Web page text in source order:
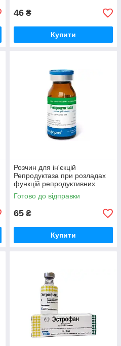
46 ₴
Купити
Розчин для ін'єкцій
Репродуктаза при розладах
функцій репродуктивних
органів 10 мл Бровафарма
Готово до відправки
65 ₴
Купити